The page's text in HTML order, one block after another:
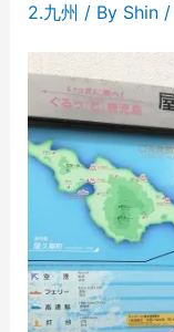
2.九州 / By Shin /